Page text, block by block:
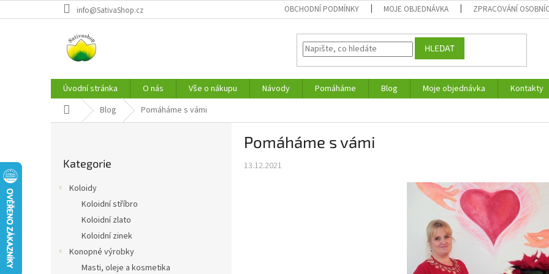
na
info@SativaShop.cz OBCHODNÍ PODMÍNKY MOJE OBJEDNÁVKA ZPRACOVÁNÍ
HLEDAT
Úvodní stránka O nás Vše o nákupu Návody Pomáháme Blog Moje objednávka
Kontakty
Domů Blog Pomáháme s vámi
kategorie
Kategorie
Koloidy
Koloidní stříbro
Koloidní zlato
Koloidní zinek
Konopné výrobky
Masti, oleje a kosmetika
Pomáháme s vámi
13.12.2021